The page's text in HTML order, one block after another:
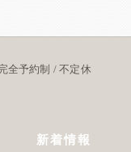
全予約制 / 不定休
新着情報